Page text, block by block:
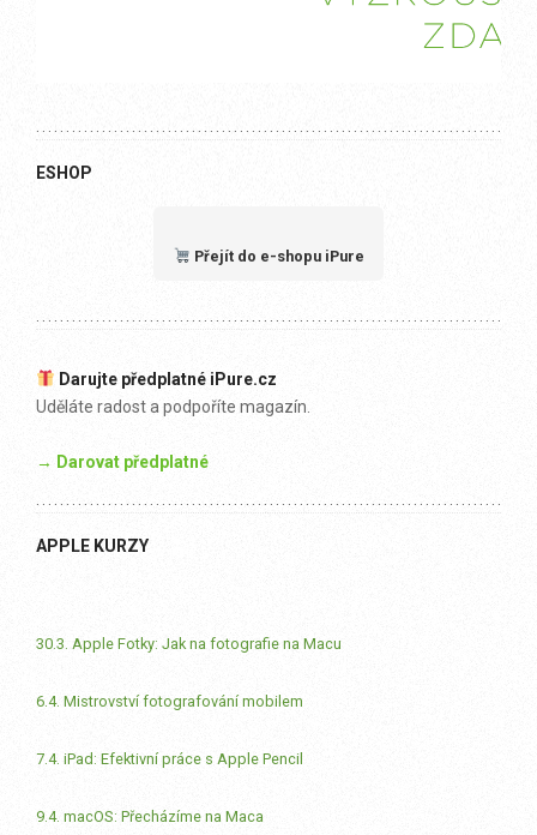
ESHOP
Přejít do e-shopu iPure
Darujte předplatné iPure.cz
Uděláte radost a podpoříte magazín.
→ Darovat předplatné
APPLE KURZY
30.3. Apple Fotky: Jak na fotografie na Macu
6.4. Mistrovství fotografování mobilem
7.4. iPad: Efektivní práce s Apple Pencil
9.4. macOS: Přecházíme na Maca